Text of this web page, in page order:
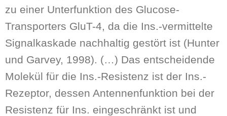
zu einer Unterfunktion des Glucose-
Transporters GluT-4, da die Ins.-vermittelte
Signalkaskade nachhaltig gestört ist (Hunter
und Garvey, 1998). (…) Das entscheidende
Molekül für die Ins.-Resistenz ist der Ins.-
Rezeptor, dessen Antennenfunktion bei der
Resistenz für Ins. eingeschränkt ist und